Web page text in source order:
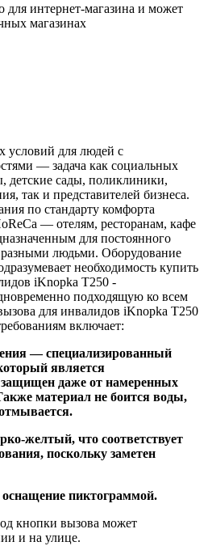
для интернет-магазина и может
магазинах
условий для людей с
— задача как социальных
детские сады, поликлиники,
так и представителей бизнеса.
по стандарту комфорта
— отелям, ресторанам, кафе
для постоянного
людьми. Оборудование
необходимость купить
iKnopka T250 -
подходящую ко всем
для инвалидов iKnopka T250
включает:
— специализированный
является
даже от намеренных
материал не боится воды,
желтый, что соответствует
поскольку заметен
оснащение пиктограммой.
кнопки вызова может
и на улице.